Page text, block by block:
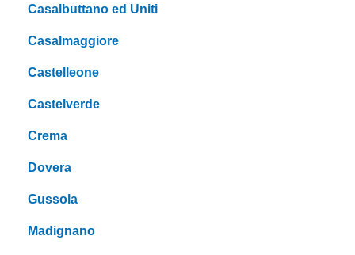
Casalbuttano ed Uniti
Casalmaggiore
Castelleone
Castelverde
Crema
Dovera
Gussola
Madignano